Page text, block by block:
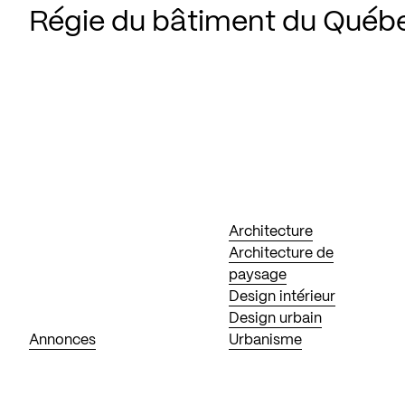
Régie du bâtiment du
Annonces
Architecture
Architecture de
paysage
Design intérieur
Design urbain
Urbanisme